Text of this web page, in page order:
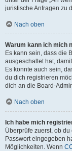
juristische Anfragen zu
Nach oben
Warum kann ich mich
Es kann sein, dass die
ausgeschaltet hat,
Es könnte auch sein,
du dich registrieren
dich an die Board-
Nach oben
Ich habe mich
Überprüfe zuerst, ob
Passwort eingegeben
Möglichkeiten. Wenn